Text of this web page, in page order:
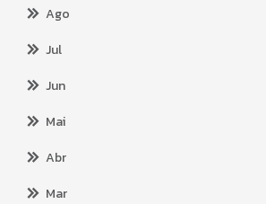
Ago
Jul
Jun
Mai
Abr
Mar